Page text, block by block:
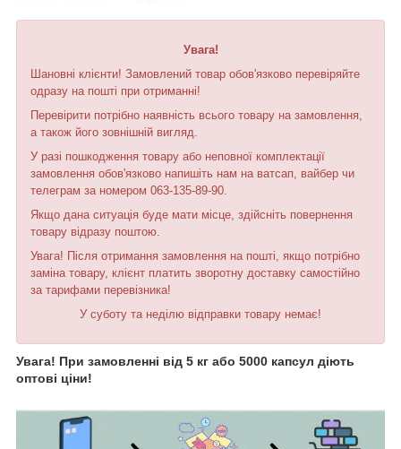
Увага!
Шановні клієнти! Замовлений товар обов'язково перевіряйте
одразу на пошті при отриманні!
Перевірити потрібно наявність всього товару на замовлення,
а також його зовнішній вигляд.
У разі пошкодження товару або неповної комплектації
замовлення обов'язково напишіть нам на ватсап, вайбер чи
телеграм за номером 063-135-89-90.
Якщо дана ситуація буде мати місце, здійсніть повернення
товару відразу поштою.
Увага! Після отримання замовлення на пошті, якщо потрібно
заміна товару, клієнт платить зворотну доставку самостійно
за тарифами перевізника!
У суботу та неділю відправки товару немає!
Увага! При замовленні від 5 кг або 5000 капсул діють
оптові ціни!